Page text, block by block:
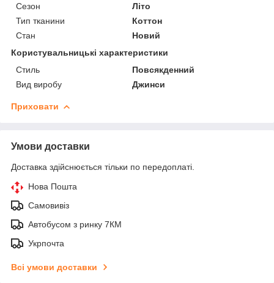
Сезон
Літо
Тип тканини
Коттон
Стан
Новий
Користувальницькі характеристики
Стиль
Повсякденний
Вид виробу
Джинси
Приховати
Умови доставки
Доставка здійснюється тільки по передоплаті.
Нова Пошта
Самовивіз
Автобусом з ринку 7КМ
Укрпочта
Всі умови доставки